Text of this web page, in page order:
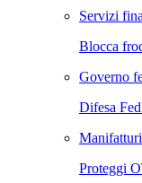
Servizi
Blocca
Governo
Difesa
Proteggi